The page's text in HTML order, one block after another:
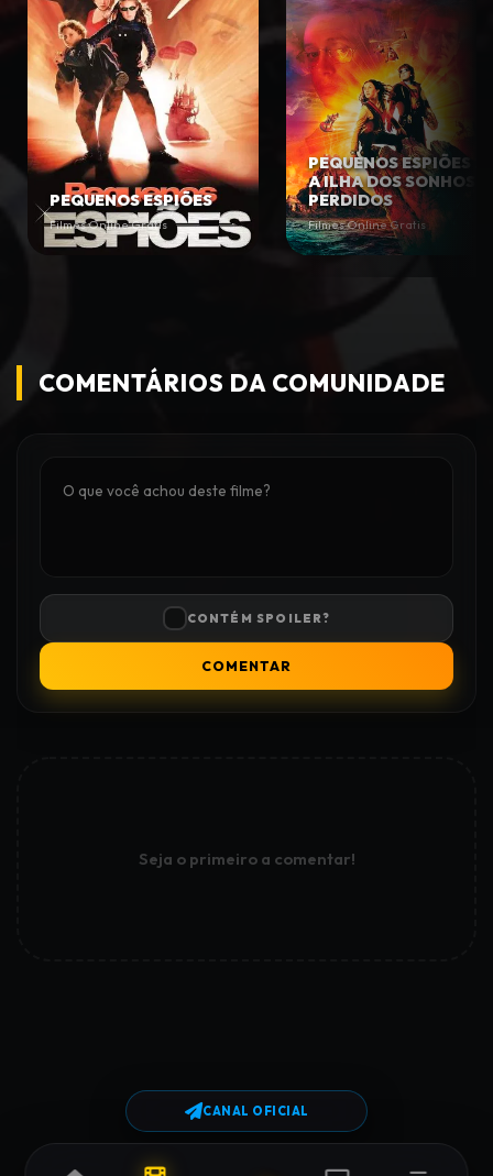
PEQUENOS ESPIÕES
Filmes Online Gratis
PEQUENOS ESPIÕES 2:
A ILHA DOS SONHOS
PERDIDOS
Filmes Online Gratis
COMENTÁRIOS DA COMUNIDADE
CONTÉM SPOILER?
COMENTAR
Seja o primeiro a comentar!
CANAL OFICIAL